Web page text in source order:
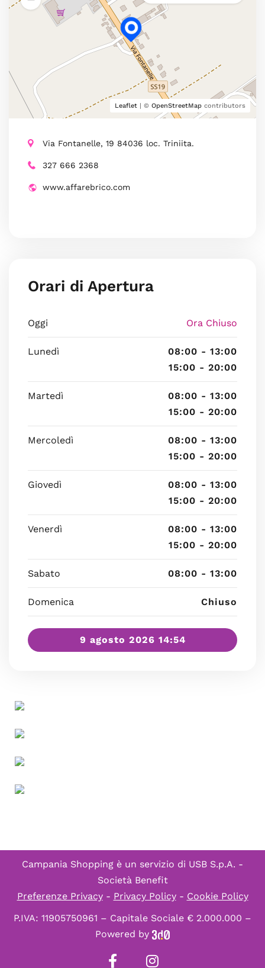
Leaflet | © OpenStreetMap contributors
Via Fontanelle, 19 84036 loc. Triniita.
327 666 2368
www.affarebrico.com
Orari di Apertura
Oggi Ora Chiuso
Lunedì
08:00 - 13:00
15:00 - 20:00
Martedì
08:00 - 13:00
15:00 - 20:00
Mercoledì
08:00 - 13:00
15:00 - 20:00
Giovedì
08:00 - 13:00
15:00 - 20:00
Venerdì
08:00 - 13:00
15:00 - 20:00
Sabato 08:00 - 13:00
Domenica Chiuso
9 agosto 2026 14:54
Campania Shopping è un servizio di USB S.p.A. -
Società Benefit
Preferenze Privacy- Privacy Policy- Cookie Policy
P.IVA: 11905750961 – Capitale Sociale € 2.000.000 –
Powered by